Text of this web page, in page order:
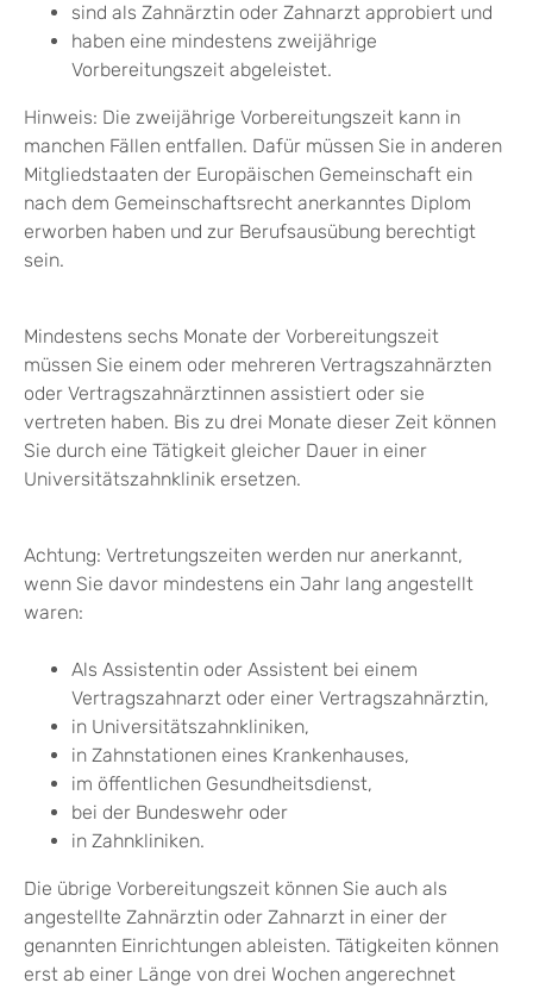
sind als Zahnärztin oder Zahnarzt approbiert und
haben eine mindestens zweijährige
Vorbereitungszeit abgeleistet.
Hinweis: Die zweijährige Vorbereitungszeit kann in
manchen Fällen entfallen. Dafür müssen Sie in anderen
Mitgliedstaaten der Europäischen Gemeinschaft ein
nach dem Gemeinschaftsrecht anerkanntes Diplom
erworben haben und zur Berufsausübung berechtigt
sein.
Mindestens sechs Monate der Vorbereitungszeit
müssen Sie einem oder mehreren Vertragszahnärzten
oder Vertragszahnärztinnen assistiert oder sie
vertreten haben. Bis zu drei Monate dieser Zeit können
Sie durch eine Tätigkeit gleicher Dauer in einer
Universitätszahnklinik ersetzen.
Achtung: Vertretungszeiten werden nur anerkannt,
wenn Sie davor mindestens ein Jahr lang angestellt
waren:
Als Assistentin oder Assistent bei einem
Vertragszahnarzt oder einer Vertragszahnärztin,
in Universitätszahnkliniken,
in Zahnstationen eines Krankenhauses,
im öffentlichen Gesundheitsdienst,
bei der Bundeswehr oder
in Zahnkliniken.
Die übrige Vorbereitungszeit können Sie auch als
angestellte Zahnärztin oder Zahnarzt in einer der
genannten Einrichtungen ableisten. Tätigkeiten können
erst ab einer Länge von drei Wochen angerechnet